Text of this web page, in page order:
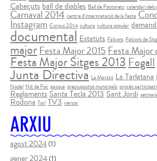
Cabeçuts ball de diables Ball de Pastorets calendari dels
Carnaval 2014 centre d'interpretació de la festa
Instagram Corpus 2014 cultura cultura popular
documental Estatuts Falcons Falcons de
majorFesta Major 2015Festa Major
Festa Major Sitges 2013Fogall
Junta Directiva La Marató La Tarlatana
Nadal Nit de Foc pasqua pressupostos municipals procés
Reglaments Santa Tecla 2013 Sant Jordi
Rodona Torí TV3 versos
ARXIU
agost 2024(1)
gener 2024